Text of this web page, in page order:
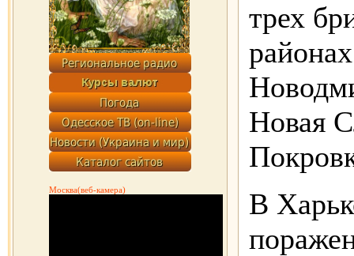
Москва(веб-камера)
трех
Новая
В